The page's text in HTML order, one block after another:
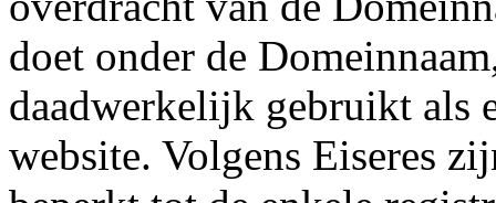
doet onder de
daadwerkelijk gebruikt als
website. Volgens Eiseres